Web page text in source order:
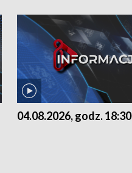
04.08.2026, godz. 18:30